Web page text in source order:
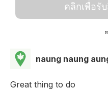
คลิกเพื่อรั
ห
naung naung
Great thing to do